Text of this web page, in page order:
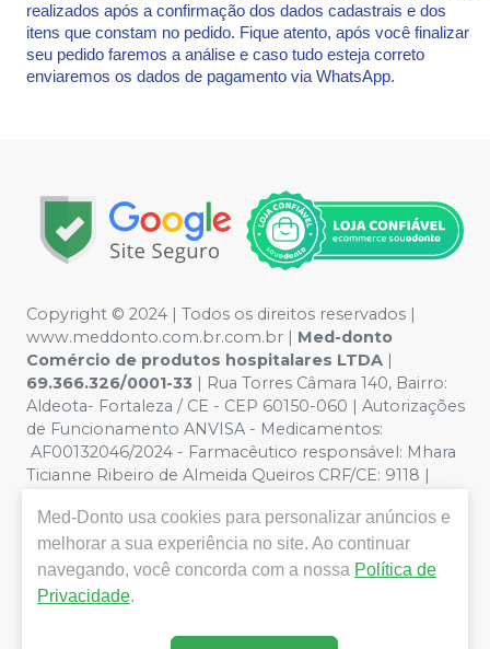
realizados após a confirmação dos dados cadastrais e dos
itens que constam no pedido. Fique atento, após você finalizar
seu pedido faremos a análise e caso tudo esteja correto
enviaremos os dados de pagamento via WhatsApp.
Copyright © 2024 | Todos os direitos reservados |
www.meddonto.com.br.com.br | Med-donto
Comércio de produtos hospitalares LTDA |
69.366.326/0001-33 | Rua Torres Câmara 140, Bairro:
Aldeota- Fortaleza / CE - CEP 60150-060 | Autorizações
de Funcionamento ANVISA - Medicamentos:
AF00132046/2024 - Farmacêutico responsável: Mhara
Ticianne Ribeiro de Almeida Queiros CRF/CE: 9118 |
ilustrativas - Os preços e condições da loja virtual estão
sujeitos a alterações. Em caso de divergência de preços
no site, o valor válido é o do Carrinho de Compra. Não
vendemos por atacado, por isso nos reservamos o
Med-Donto usa cookies para personalizar anúncios e
melhorar a sua experiência no site. Ao continuar
navegando, você concorda com a nossa Política de
Privacidade.